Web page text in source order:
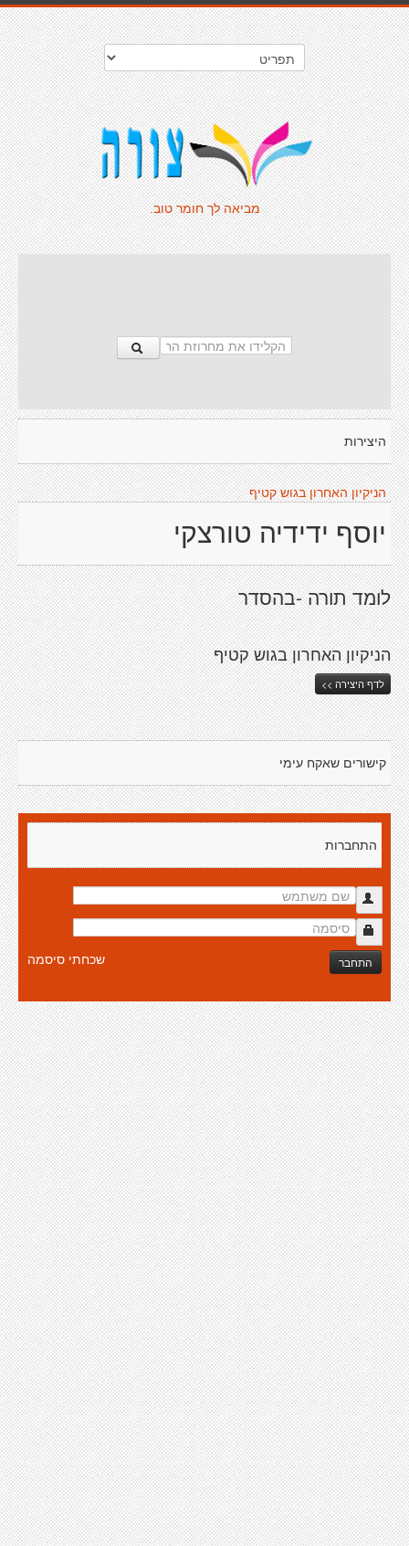
מביאה לך חומר טוב.
היצירות
הניקיון האחרון בגוש קטיף
יוסף ידידיה טורצקי
לומד תורה -בהסדר
הניקיון האחרון בגוש קטיף
לדף היצירה >>
קישורים שאקח עימי
התחברות
התחבר שכחתי סיסמה